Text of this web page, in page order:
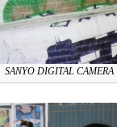
SANYO DIGITAL CAMERA